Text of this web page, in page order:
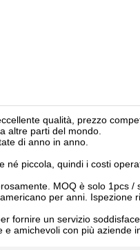
qualità, prezzo
altre parti del mondo.
di anno in anno.
piccola, quindi i costi
MOQ è solo 1pcs /
per anni. Ispezione
fornire un servizio
amichevoli con più aziende